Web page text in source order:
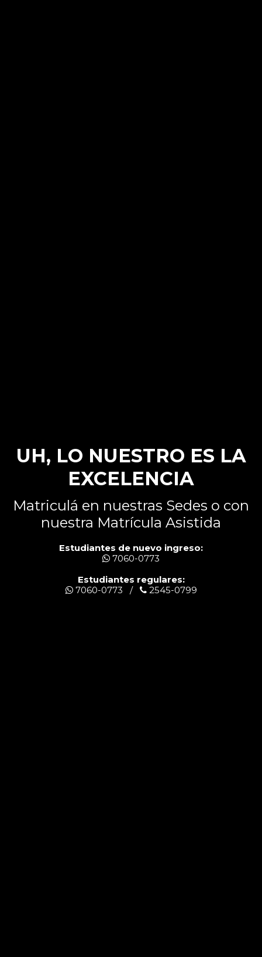
UH, LO NUESTRO ES LA
EXCELENCIA
Matriculá en nuestras Sedes o con
nuestra Matrícula Asistida
Estudiantes de nuevo ingreso:
7060-0773
Estudiantes regulares:
7060-0773 /
2545-0799